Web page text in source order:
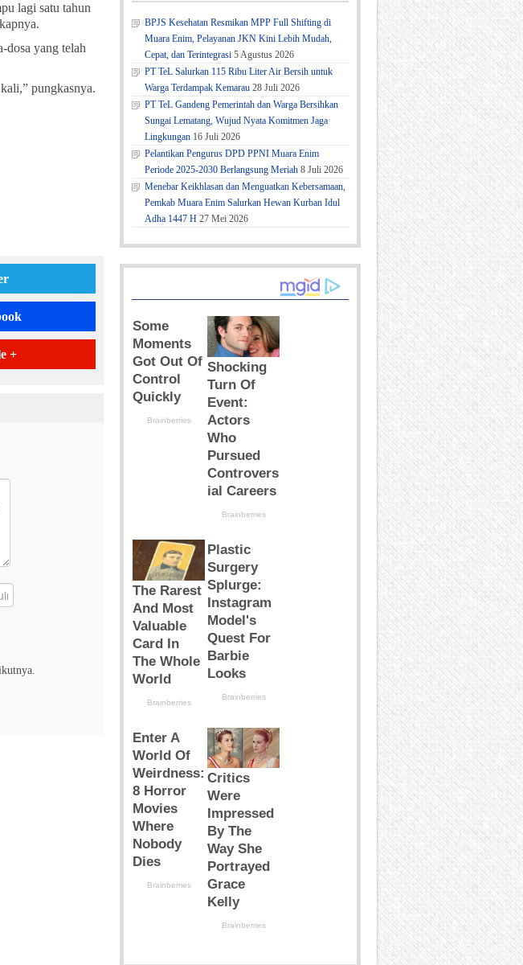
lagi satu tahun
dosa yang telah
pungkasnya.
+
BPJS Kesehatan Resmikan MPP Full Shifting di
Muara Enim, Pelayanan JKN Kini Lebih Mudah,
Cepat, dan Terintegrasi 5 Agustus 2026
PT TeL Salurkan 115 Ribu Liter Air Bersih untuk
Warga Terdampak Kemarau 28 Juli 2026
PT TeL Gandeng Pemerintah dan Warga Bersihkan
Sungai Lematang, Wujud Nyata Komitmen Jaga
Lingkungan 16 Juli 2026
Pelantikan Pengurus DPD PPNI Muara Enim
Periode 2025-2030 Berlangsung Meriah 8 Juli 2026
Menebar Keikhlasan dan Menguatkan Kebersamaan,
Pemkab Muara Enim Salurkan Hewan Kurban Idul
Adha 1447 H 27 Mei 2026